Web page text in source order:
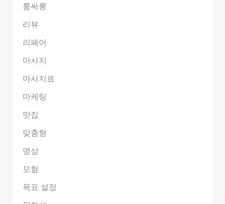
룸싸롱
리뷰
리페어
마사지
마사지료
마케팅
맛집
맞춤형
명상
모험
목표 설정